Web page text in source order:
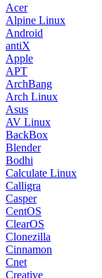
Acer
Alpine Linux
Android
antiX
Apple
APT
ArchBang
Arch Linux
Asus
AV Linux
BackBox
Blender
Bodhi
Calculate Linux
Calligra
Casper
CentOS
ClearOS
Clonezilla
Cinnamon
Cnet
Creative